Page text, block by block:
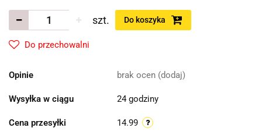
szt. Do koszyka
Do przechowalni
Opinie brak ocen (dodaj)
Wysyłka w ciągu 24 godziny
Cena przesyłki 14.99